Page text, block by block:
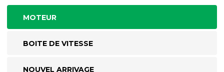
MOTEUR
BOITE DE VITESSE
NOUVEL ARRIVAGE